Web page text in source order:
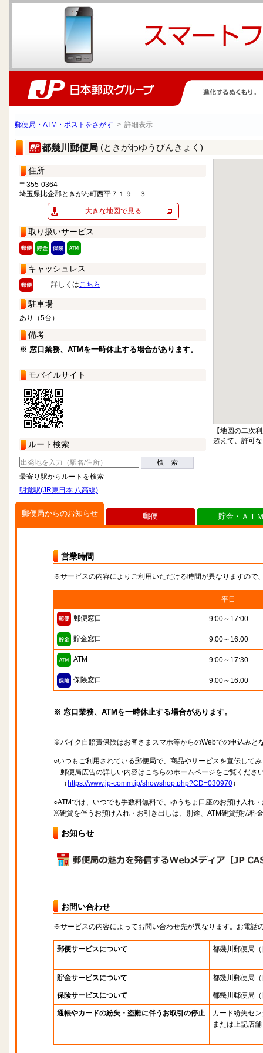
郵便局・ATM・ポストをさがす > 詳細表示
都幾川郵便局 (ときがわゆうびんきょく)
住所
〒355-0364
埼玉県比企郡ときがわ町西平７１９－３
大きな地図で見る
取り扱いサービス
キャッシュレス
詳しくはこちら
駐車場
あり（5台）
備考
※ 窓口業務、ATMを一時休止する場合があります。
モバイルサイト
ルート検索
検 索
最寄り駅からルートを検索
明覚駅(JR東日本 八高線)
【地図の二次
超えて、許可
郵便局からのお知らせ
営業時間
※サービスの内容によりご利用いただける時間が異なりますので
平日
郵便窓口 9:00～17:00
貯金窓口 9:00～16:00
ATM 9:00～17:30
保険窓口 9:00～16:00
※ 窓口業務、ATMを一時休止する場合があります。
※バイク自賠責保険はお客さまスマホ等からのWebでの申込みと
○いつもご利用されている郵便局で、商品やサービスを宣伝して
郵便局広告の詳しい内容はこちらのホームページをご覧くださ
（ https://www.jp-comm.jp/showshop.php?CD=030970）
○ATMでは、いつでも手数料無料で、ゆうちょ口座のお預け入れ
※硬貨を伴うお預け入れ・お引き出しは、別途、ATM硬貨預払料
お知らせ
お問い合わせ
※サービスの内容によってお問い合わせ先が異なります。お電話
郵便サービスについて 都幾川郵便局
貯金サービスについて 都幾川郵便局
保険サービスについて 都幾川郵便局
通帳やカードの紛失・盗難に伴うお取引の停止
カード紛失セ
または上記店舗
郵便 貯金・ＡＴ